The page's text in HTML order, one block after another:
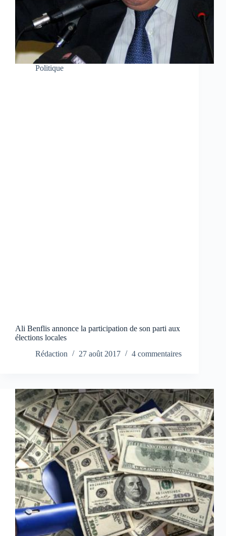
Politique
Ali Benflis annonce la participation de son parti aux
élections locales
Rédaction
27 août 2017 4 commentaires